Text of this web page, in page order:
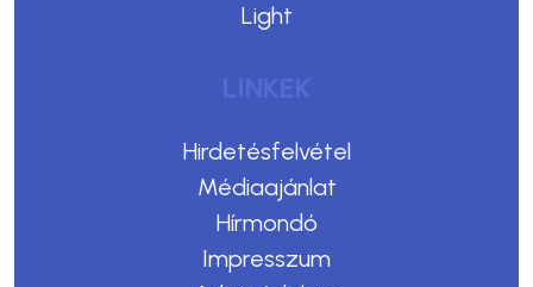
Light
LINKEK
Hirdetésfelvétel
Médiaajánlat
Hírmondó
Impresszum